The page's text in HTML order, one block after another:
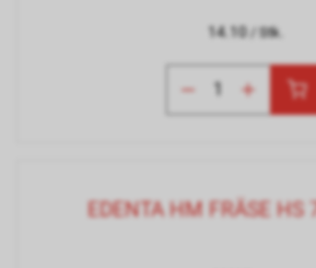
14.10/ Stk.
EDENTA HM FRÄSE